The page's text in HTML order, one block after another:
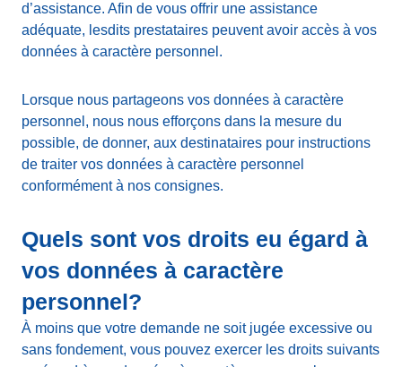
d’assistance. Afin de vous offrir une assistance
adéquate, lesdits prestataires peuvent avoir accès à vos
données à caractère personnel.
Lorsque nous partageons vos données à caractère
personnel, nous nous efforçons dans la mesure du
possible, de donner, aux destinataires pour instructions
de traiter vos données à caractère personnel
conformément à nos consignes.
Quels sont vos droits eu égard à
vos données à caractère
personnel?
À moins que votre demande ne soit jugée excessive ou
sans fondement, vous pouvez exercer les droits suivants